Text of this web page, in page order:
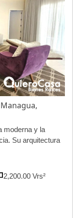
moderna y la
Su arquitectura
2,200.00 Vrs²